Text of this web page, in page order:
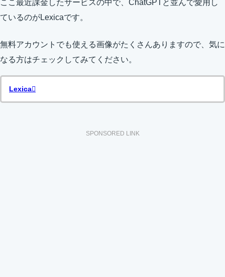
ここ最近課金したサービスの中で、ChatGPTと並んで愛用し
ているのがLexicaです。
無料アカウントでも使える画像がたくさんありますので、気に
なる方はチェックしてみてください。
Lexica
SPONSORED LINK